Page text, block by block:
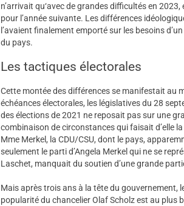
n’arrivait qu‘avec de grandes difficultés en
pour l’année suivante. Les différences
l’avaient finalement emporté sur les besoins
du pays.
Les tactiques électorales
Cette montée des différences se manifestait au
échéances électorales, les législatives du 28
des élections de 2021 ne reposait pas sur une
combinaison de circonstances qui faisait d’elle
Mme Merkel, la CDU/CSU, dont le pays,
seulement le parti d’Angela Merkel qui ne se
Laschet, manquait du soutien d’une grande
Mais après trois ans à la tête du gouvernement,
popularité du chancelier Olaf Scholz est au plus